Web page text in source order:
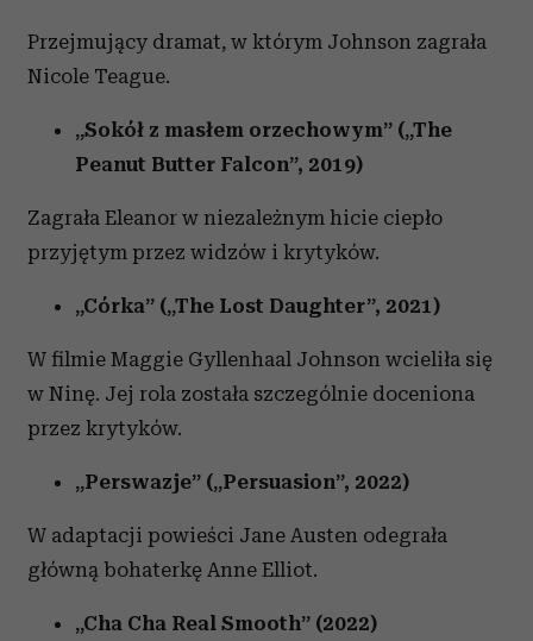
Przejmujący dramat, w którym Johnson zagrała
Nicole Teague.
„Sokół z masłem orzechowym” („The
Peanut Butter Falcon”, 2019)
Zagrała Eleanor w niezależnym hicie ciepło
przyjętym przez widzów i krytyków.
„Córka” („The Lost Daughter”, 2021)
W filmie Maggie Gyllenhaal Johnson wcieliła się
w Ninę. Jej rola została szczególnie doceniona
przez krytyków.
„Perswazje” („Persuasion”, 2022)
W adaptacji powieści Jane Austen odegrała
główną bohaterkę Anne Elliot.
„Cha Cha Real Smooth” (2022)